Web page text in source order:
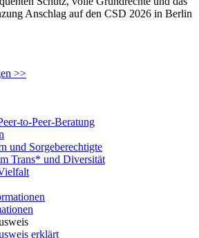
Anschlag auf den CSD 2026 in Berlin
>>
to-Peer-Beratung
und Sorgeberechtigte
Trans* und Diversität
erklärt